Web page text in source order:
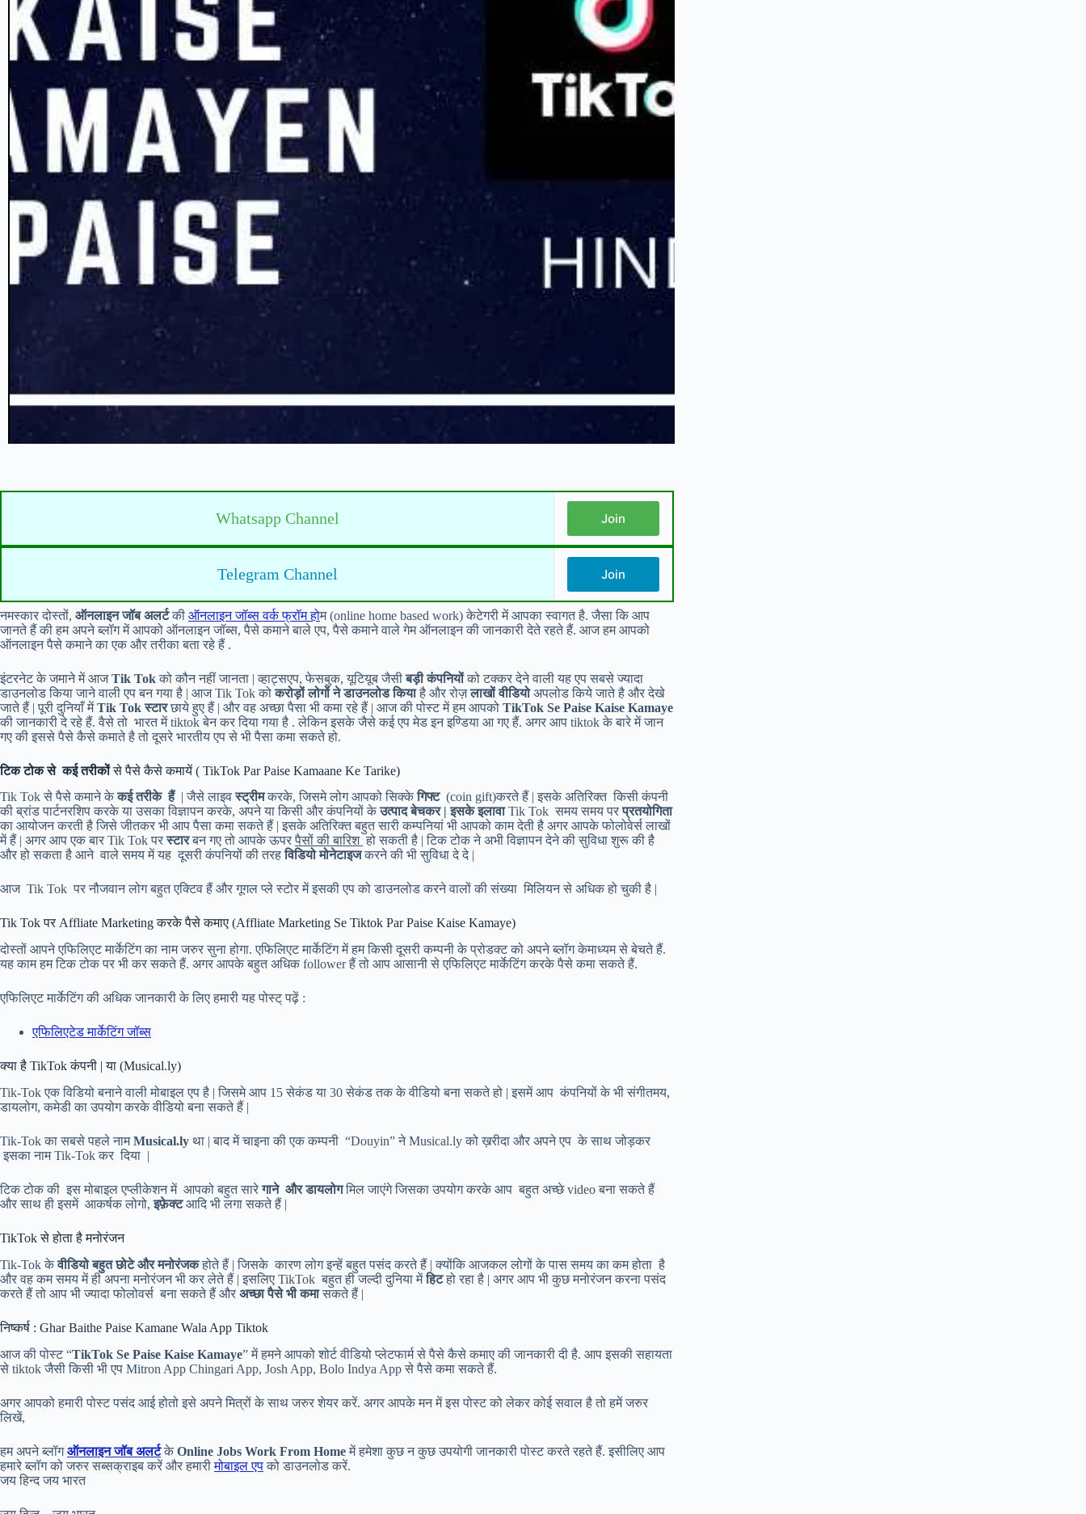
Whatsapp Channel Join
Telegram Channel Join
नमस्कार दोस्तों, ऑनलाइन जॉब अलर्टकी ऑनलाइन जॉब्स वर्क फ्रॉम होम (online home based work) केटेगरी में आपका स्वागत है. जैसा कि आप
जानते हैं की हम अपने ब्लॉग में आपको ऑनलाइन जॉब्स, पैसे कमाने बाले एप, पैसे कमाने वाले गेम ऑनलाइन की जानकारी देते रहते हैं. आज हम आपको
ऑनलाइन पैसे कमाने का एक और तरीका बता रहे हैं .
इंटरनेट के जमाने में आजTik Tokको कौन नहीं जानता | व्हाट्सएप, फेसबुक, यूटियूब जैसीबड़ी कंपनियोंको टक्कर देने वाली यह एप सबसे ज्यादा
डाउनलोड किया जाने वाली एप बन गया है | आज Tik Tok कोकरोड़ों लोगों ने डाउनलोड कियाहै और रोज़लाखों वीडियोअपलोड किये जाते है और देखे
जाते हैं | पूरी दुनियाँ मेंTik Tok स्टारछाये हुए हैं | और वह अच्छा पैसा भी कमा रहे हैं | आज की पोस्ट में हम आपको TikTok Se Paise Kaise Kamaye
की जानकारी दे रहे हैं. वैसे तो भारत में tiktok बेन कर दिया गया है . लेकिन इसके जैसे कई एप मेड इन इण्डिया आ गए हैं. अगर आप tiktok के बारे में जान
गए की इससे पैसे कैसे कमाते है तो दूसरे भारतीय एप से भी पैसा कमा सकते हो.
टिक टोक से कई तरीकोंसे पैसे कैसे कमायें ( TikTok Par Paise Kamaane Ke Tarike)
Tik Tok से पैसे कमाने केकई तरीके हैं | जैसे लाइवस्ट्रीमकरके, जिसमे लोग आपको सिक्केगिफ्ट(coin gift)करते हैं | इसके अतिरिक्त किसी कंपनी
की ब्रांड पार्टनरशिप करके या उसका विज्ञापन करके, अपने या किसी और कंपनियों केउत्पाद बेचकर | इसके इलावाTik Tok समय समय परप्रतयोगिता
का आयोजन करती है जिसे जीतकर भी आप पैसा कमा सकते हैं | इसके अतिरिक्त बहुत सारी कम्पनियां भी आपको काम देती है अगर आपके फोलोवेर्स लाखों
में हैं | अगर आप एक बार Tik Tok परस्टारबन गए तो आपके ऊपरपैसों की बारिश हो सकती है | टिक टोक ने अभी विज्ञापन देने की सुविधा शुरू की है
और हो सकता है आने वाले समय में यह दूसरी कंपनियों की तरहविडियो मोनेटाइजकरने की भी सुविधा दे दे |
आज Tik Tok पर नौजवान लोग बहुत एक्टिव हैं और गूगल प्ले स्टोर में इसकी एप को डाउनलोड करने वालों की संख्या मिलियन से अधिक हो चुकी है |
Tik Tok पर Affliate Marketing करके पैसे कमाए (Affliate Marketing Se Tiktok Par Paise Kaise Kamaye)
दोस्तों आपने एफिलिएट मार्केटिंग का नाम जरुर सुना होगा. एफिलिएट मार्केटिंग में हम किसी दूसरी कम्पनी के प्रोडक्ट को अपने ब्लॉग केमाध्यम से बेचते हैं.
यह काम हम टिक टोक पर भी कर सकते हैं. अगर आपके बहुत अधिक follower हैं तो आप आसानी से एफिलिएट मार्केटिंग करके पैसे कमा सकते हैं.
एफिलिएट मार्केटिंग की अधिक जानकारी के लिए हमारी यह पोस्ट् पढ़ें :
एफिलिएटेड मार्केटिंग जॉब्स
क्या है TikTok कंपनी | या (Musical.ly)
Tik-Tok एक विडियो बनाने वाली मोबाइल एप है | जिसमे आप 15 सेकंड या 30 सेकंड तक के वीडियो बना सकते हो | इसमें आप कंपनियों के भी संगीतमय,
डायलोग, कमेडी का उपयोग करके वीडियो बना सकते हैं |
Tik-Tok का सबसे पहले नामMusical.ly था | बाद में चाइना की एक कम्पनी “Douyin” ने Musical.ly को ख़रीदा और अपने एप के साथ जोड़कर
इसका नाम Tik-Tok कर दिया |
टिक टोक की इस मोबाइल एप्लीकेशन में आपको बहुत सारेगाने और डायलोगमिल जाएंगे जिसका उपयोग करके आप बहुत अच्छे video बना सकते हैं
और साथ ही इसमें आकर्षक लोगो,इफ़ेक्टआदि भी लगा सकते हैं |
TikTok से होता है मनोरंजन
Tik-Tok केवीडियो बहुत छोटे और मनोरंजकहोते हैं | जिसके कारण लोग इन्हें बहुत पसंद करते हैं | क्योंकि आजकल लोगों के पास समय का कम होता है
और वह कम समय में ही अपना मनोरंजन भी कर लेते हैं | इसलिए TikTok बहुत ही जल्दी दुनिया मेंहिटहो रहा है | अगर आप भी कुछ मनोरंजन करना पसंद
करते हैं तो आप भी ज्यादा फोलोवर्स बना सकते हैं और अच्छा पैसे भी कमासकते हैं |
निष्कर्ष : Ghar Baithe Paise Kamane Wala App Tiktok
आज की पोस्ट “TikTok Se Paise Kaise Kamaye” में हमने आपको शोर्ट वीडियो प्लेटफार्म से पैसे कैसे कमाए की जानकारी दी है. आप इसकी सहायता
से tiktok जैसी किसी भी एप Mitron App Chingari App, Josh App, Bolo Indya App से पैसे कमा सकते हैं.
अगर आपको हमारी पोस्ट पसंद आई होतो इसे अपने मित्रों के साथ जरुर शेयर करें. अगर आपके मन में इस पोस्ट को लेकर कोई सवाल है तो हमें जरुर
लिखें,
हम अपने ब्लॉगऑनलाइन जॉब अलर्टके Online Jobs Work From Homeमें हमेशा कुछ न कुछ उपयोगी जानकारी पोस्ट करते रहते हैं. इसीलिए आप
हमारे ब्लॉग को जरुर सब्सक्राइब करें और हमारीमोबाइल एपको डाउनलोड करें.
जय हिन्द जय भारत